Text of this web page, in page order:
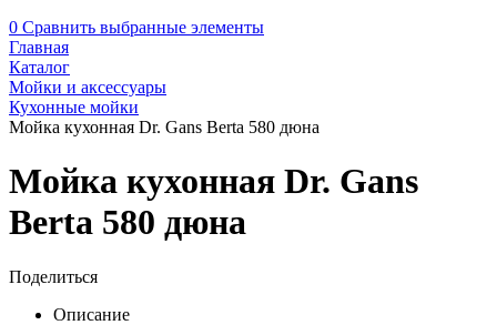
0 Сравнить выбранные элементы
Главная
Каталог
Мойки и аксессуары
Кухонные мойки
Мойка кухонная Dr. Gans Berta 580 дюна
Мойка кухонная Dr. Gans
Berta 580 дюна
Поделиться
Описание